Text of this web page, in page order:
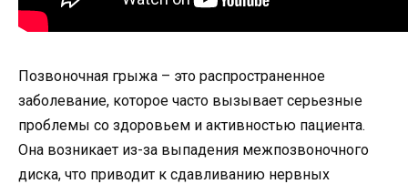
Позвоночная грыжа – это распространенное
заболевание, которое часто вызывает серьезные
проблемы со здоровьем и активностью пациента.
Она возникает из-за выпадения межпозвоночного
диска, что приводит к сдавливанию нервных